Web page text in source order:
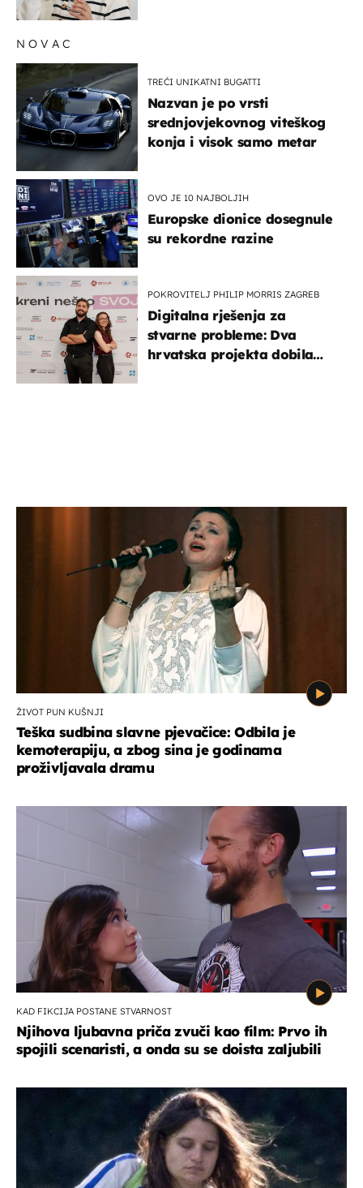
NOVAC
TREĆI UNIKATNI BUGATTI
Nazvan je po vrsti
srednjovjekovnog viteškog
konja i visok samo metar
OVO JE 10 NAJBOLJIH
Europske dionice dosegnule
su rekordne razine
POKROVITELJ PHILIP MORRIS ZAGREB
Digitalna rješenja za
stvarne probleme: Dva
hrvatska projekta dobila
ŽIVOT PUN KUŠNJI
Teška sudbina slavne pjevačice: Odbila je
kemoterapiju, a zbog sina je godinama
proživljavala dramu
KAD FIKCIJA POSTANE STVARNOST
Njihova ljubavna priča zvuči kao film: Prvo ih
spojili scenaristi, a onda su se doista zaljubili